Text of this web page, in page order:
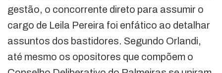
gestão, o concorrente direto para assumir o
cargo de Leila Pereira foi enfático ao detalhar
assuntos dos bastidores. Segundo Orlandi,
até mesmo os opositores que compõem o